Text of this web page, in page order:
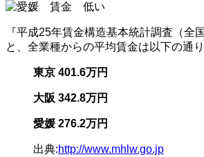
『平成25年賃金構造基本統計調査（全
と、全業種からの平均賃金は以下の通り
東京 401.6万円
大阪 342.8万円
愛媛 276.2万円
出典:http://www.mhlw.go.jp